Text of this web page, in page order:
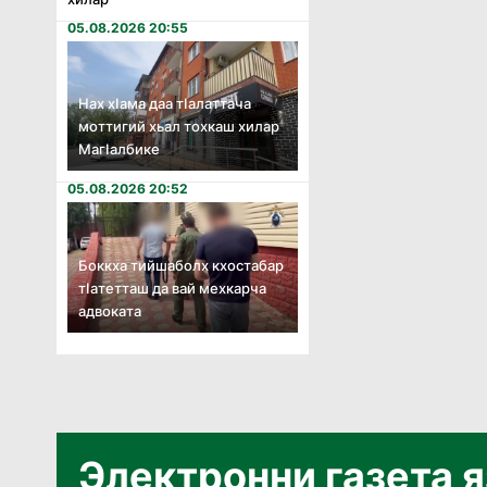
05.08.2026 20:55
Нах хӏама даа тӏалаттача
моттигий хьал тохкаш хилар
Магӏалбике
05.08.2026 20:52
Боккха тийшаболх кхостабар
тӏатетташ да вай мехкарча
адвоката
Электронни газета